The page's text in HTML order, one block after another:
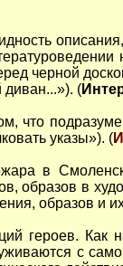
черной
диван...»). (
что
указы»). (
в
образов в
образов и
героев. Как
с